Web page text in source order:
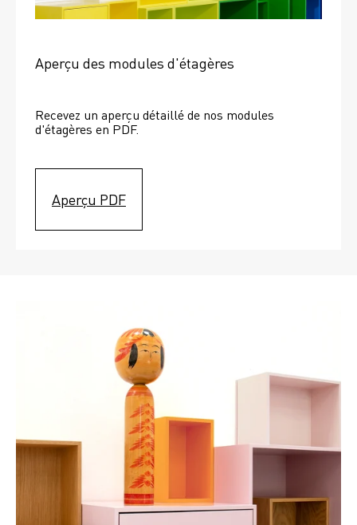
Aperçu des modules d'étagères
Recevez un aperçu détaillé de nos modules
d'étagères en PDF.
Aperçu PDF